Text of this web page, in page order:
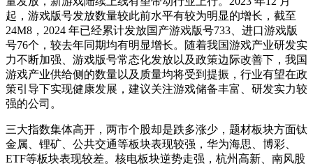
起，游戏版号发放数量较此前水平有较为明显的增长，截至
24M8，2024 年已经累计发放国产游戏版号733、进口游戏版
号76个，较去年同期均有明显增长。随着我国游戏产业研发实
力不断加强、游戏版号常态化发放以及政策边际改善下，我国
游戏产业供给侧的数量以及质量均将受到提振，行业有望在政
策引导下实现健康发展，建议关注游戏储备丰富、研发实力较
强的公司。
三大指数集体高开，两市个股却是跌多涨少，题材板块方面钛
金属、锂矿、公共交通等板块表现较强，华为海思、博彩、
ETF等板块表现较差。核电板块逆势走强，杭州高新、南风股